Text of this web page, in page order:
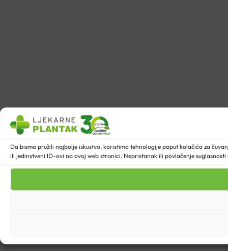
Da bismo pružili najbolje iskustvo, koristimo tehnologije poput kolačića za
ili jedinstveni ID-ovi na ovoj web stranici. Nepristanak ili povlačenje